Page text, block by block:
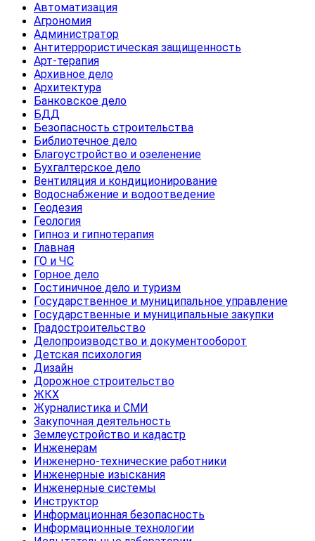
Автоматизация
Агрономия
Администратор
Антитеррористическая защищенность
Арт-терапия
Архивное дело
Архитектура
Банковское дело
БДД
Безопасность строительства
Библиотечное дело
Благоустройство и озеленение
Бухгалтерское дело
Вентиляция и кондиционирование
Водоснабжение и водоотведение
Геодезия
Геология
Гипноз и гипнотерапия
Главная
ГО и ЧС
Горное дело
Гостиничное дело и туризм
Государственное и муниципальное управление
Государственные и муниципальные закупки
Градостроительство
Делопроизводство и документооборот
Детская психология
Дизайн
Дорожное строительство
ЖКХ
Журналистика и СМИ
Закупочная деятельность
Землеустройство и кадастр
Инженерам
Инженерно-технические работники
Инженерные изыскания
Инженерные системы
Инструктор
Информационная безопасность
Информационные технологии